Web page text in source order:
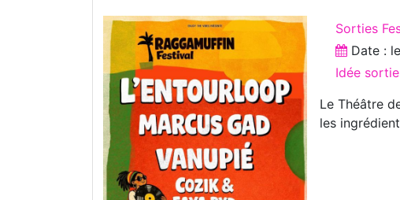
Sorties
Date : le
Idée
Le Théâtre
les